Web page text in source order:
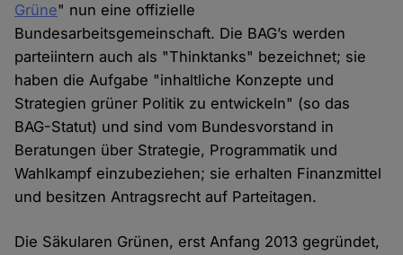
Grüne" nun eine offizielle
Bundesarbeitsgemeinschaft. Die BAG’s werden
parteiintern auch als "Thinktanks" bezeichnet; sie
haben die Aufgabe "inhaltliche Konzepte und
Strategien grüner Politik zu entwickeln" (so das
BAG-Statut) und sind vom Bundesvorstand in
Beratungen über Strategie, Programmatik und
Wahlkampf einzubeziehen; sie erhalten Finanzmittel
und besitzen Antragsrecht auf Parteitagen.
Die Säkularen Grünen, erst Anfang 2013 gegründet,